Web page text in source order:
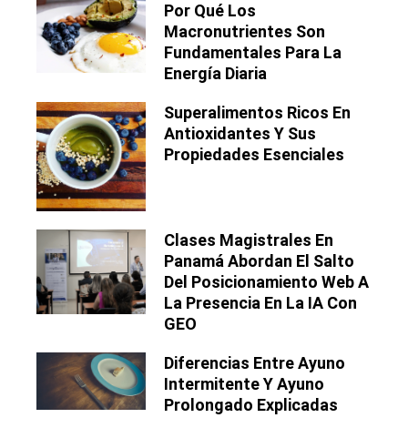
Por Qué Los
Macronutrientes Son
Fundamentales Para La
Energía Diaria
Superalimentos Ricos En
Antioxidantes Y Sus
Propiedades Esenciales
Clases Magistrales En
Panamá Abordan El Salto
Del Posicionamiento Web A
La Presencia En La IA Con
GEO
Diferencias Entre Ayuno
Intermitente Y Ayuno
Prolongado Explicadas